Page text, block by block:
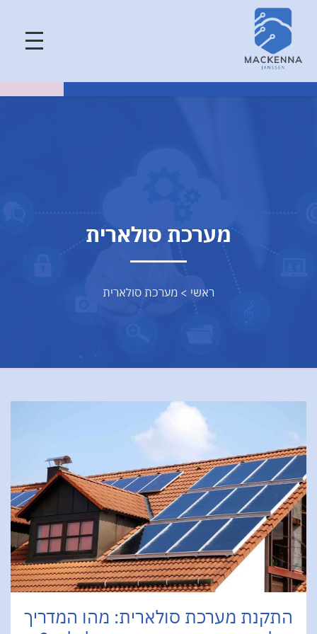
מערכת סולארית
ראשי > מערכת סולארית
התקנת מערכת סולארית: מהו המדריך